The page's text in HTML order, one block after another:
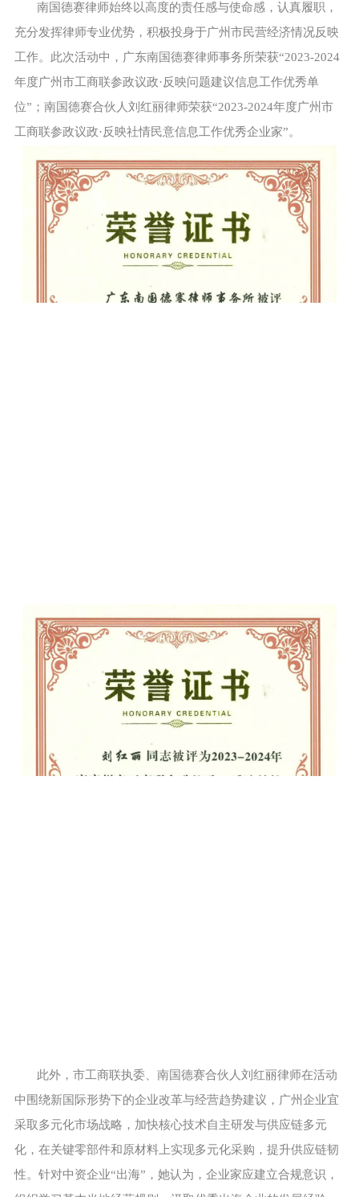
南国德赛律师始终以高度的责任感与使命感，认真履职，
充分发挥律师专业优势，积极投身于广州市民营经济情况反映
工作。此次活动中，广东南国德赛律师事务所荣获“2023-2024
年度广州市工商联参政议政·反映问题建议信息工作优秀单
位”；南国德赛合伙人刘红丽律师荣获“2023-2024年度广州市
工商联参政议政·反映社情民意信息工作优秀企业家”。
此外，市工商联执委、南国德赛合伙人刘红丽律师在活动
中围绕新国际形势下的企业改革与经营趋势建议，广州企业宜
采取多元化市场战略，加快核心技术自主研发与供应链多元
化，在关键零部件和原材料上实现多元化采购，提升供应链韧
性。针对中资企业“出海”，她认为，企业家应建立合规意识，